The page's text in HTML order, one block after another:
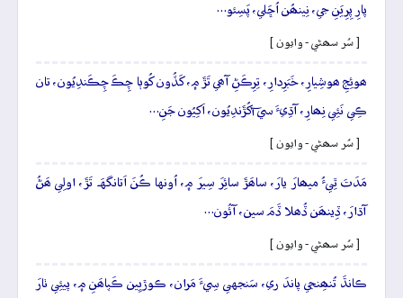
پارِ پِرِيَنِ جي، نِينھُن اُڇَلي، پَسِئو…
[ سُر سھڻي - وايون ]
ھوئِجِ ھوشِيارِ، خَبَرِدارِ، تِرِڪَڻِ آھي تَڙَ ۾، کَڏُون کُوٻا چِڪَ چِڪَندِيُون، تان
ڪِي نَئِي نِھارِ، آڌِيءَ سي آکُڙَندِيُون، اَکِيُون جَنِ…
[ سُر سھڻي - وايون ]
مَدَتَ ٿِيءُ ميھارَ يارَ، ساھَڙَ سائِرَ سِيرَ ۾، اُونها ڪُنَ اَتانگهَہ تَڙَ، اولِي ھَڻُ
آڌارَ، ڏِينھَن ڏُھلا ڏَمَ سين، آئُون…
[ سُر سھڻي - وايون ]
ڪانڌَ تُنھِنجي پاندَ ري، سَنجهي سِيءَ مَران، ڪوڙيِين ڪَپاھَنِ ۾، پيئِي ٺارَ